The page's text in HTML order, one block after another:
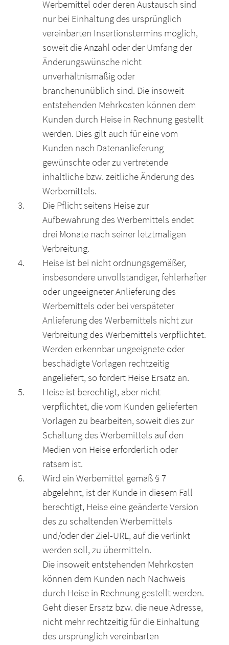
Werbemittel oder deren Austausch sind
nur bei Einhaltung des ursprünglich
vereinbarten Insertionstermins möglich,
soweit die Anzahl oder der Umfang der
Änderungswünsche nicht
unverhältnismäßig oder
branchenunüblich sind. Die insoweit
entstehenden Mehrkosten können dem
Kunden durch Heise in Rechnung gestellt
werden. Dies gilt auch für eine vom
Kunden nach Datenanlieferung
gewünschte oder zu vertretende
inhaltliche bzw. zeitliche Änderung des
Werbemittels.
Die Pflicht seitens Heise zur
Aufbewahrung des Werbemittels endet
drei Monate nach seiner letztmaligen
Verbreitung.
Heise ist bei nicht ordnungsgemäßer,
insbesondere unvollständiger, fehlerhafter
oder ungeeigneter Anlieferung des
Werbemittels oder bei verspäteter
Anlieferung des Werbemittels nicht zur
Verbreitung des Werbemittels verpflichtet.
Werden erkennbar ungeeignete oder
beschädigte Vorlagen rechtzeitig
angeliefert, so fordert Heise Ersatz an.
Heise ist berechtigt, aber nicht
verpflichtet, die vom Kunden gelieferten
Vorlagen zu bearbeiten, soweit dies zur
Schaltung des Werbemittels auf den
Medien von Heise erforderlich oder
ratsam ist.
Wird ein Werbemittel gemäß § 7
abgelehnt, ist der Kunde in diesem Fall
berechtigt, Heise eine geänderte Version
des zu schaltenden Werbemittels
und/oder der Ziel-URL, auf die verlinkt
werden soll, zu übermitteln.
Die insoweit entstehenden Mehrkosten
können dem Kunden nach Nachweis
durch Heise in Rechnung gestellt werden.
Geht dieser Ersatz bzw. die neue Adresse,
nicht mehr rechtzeitig für die Einhaltung
des ursprünglich vereinbarten